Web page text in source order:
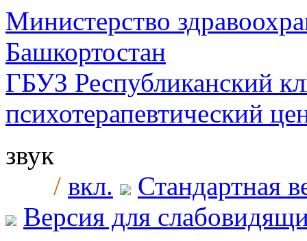
Министерство
Башкортостан
ГБУЗ Республиканский
психотерапевтический
звук
/ вкл.
Стандартная
Версия для